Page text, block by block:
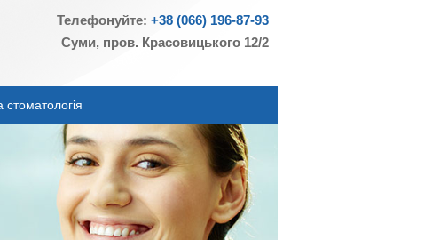
Телефонуйте: +38 (066) 196-87-93
Суми, пров. Красовицького 12/2
стоматологія